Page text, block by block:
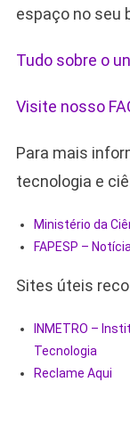
espaço no seu
Tudo sobre o
Visite nosso
Para mais
tecnologia e
Ministério da
FAPESP –
Sites úteis
INMETRO –
Tecnologia
Reclame Aqui